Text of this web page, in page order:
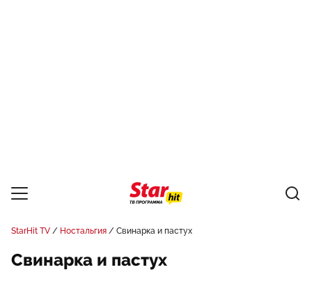
StarHit TV Ностальгия Свинарка и пастух
Свинарка и пастух